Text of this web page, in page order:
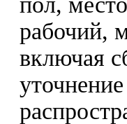
рабочий,
включая